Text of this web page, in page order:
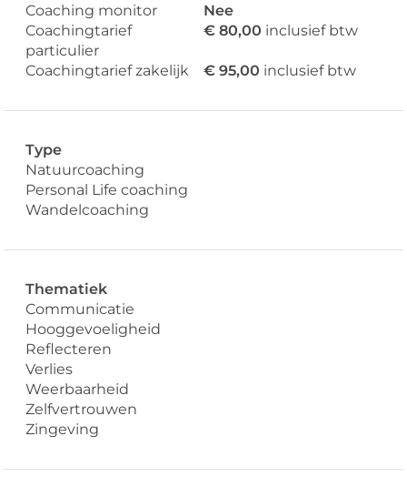
Coaching monitor
Nee
Coachingtarief
particulier
€ 80,00 inclusief btw
Coachingtarief zakelijk € 95,00 inclusief btw
Type
Natuurcoaching
Personal Life coaching
Wandelcoaching
Thematiek
Communicatie
Hooggevoeligheid
Reflecteren
Verlies
Weerbaarheid
Zelfvertrouwen
Zingeving